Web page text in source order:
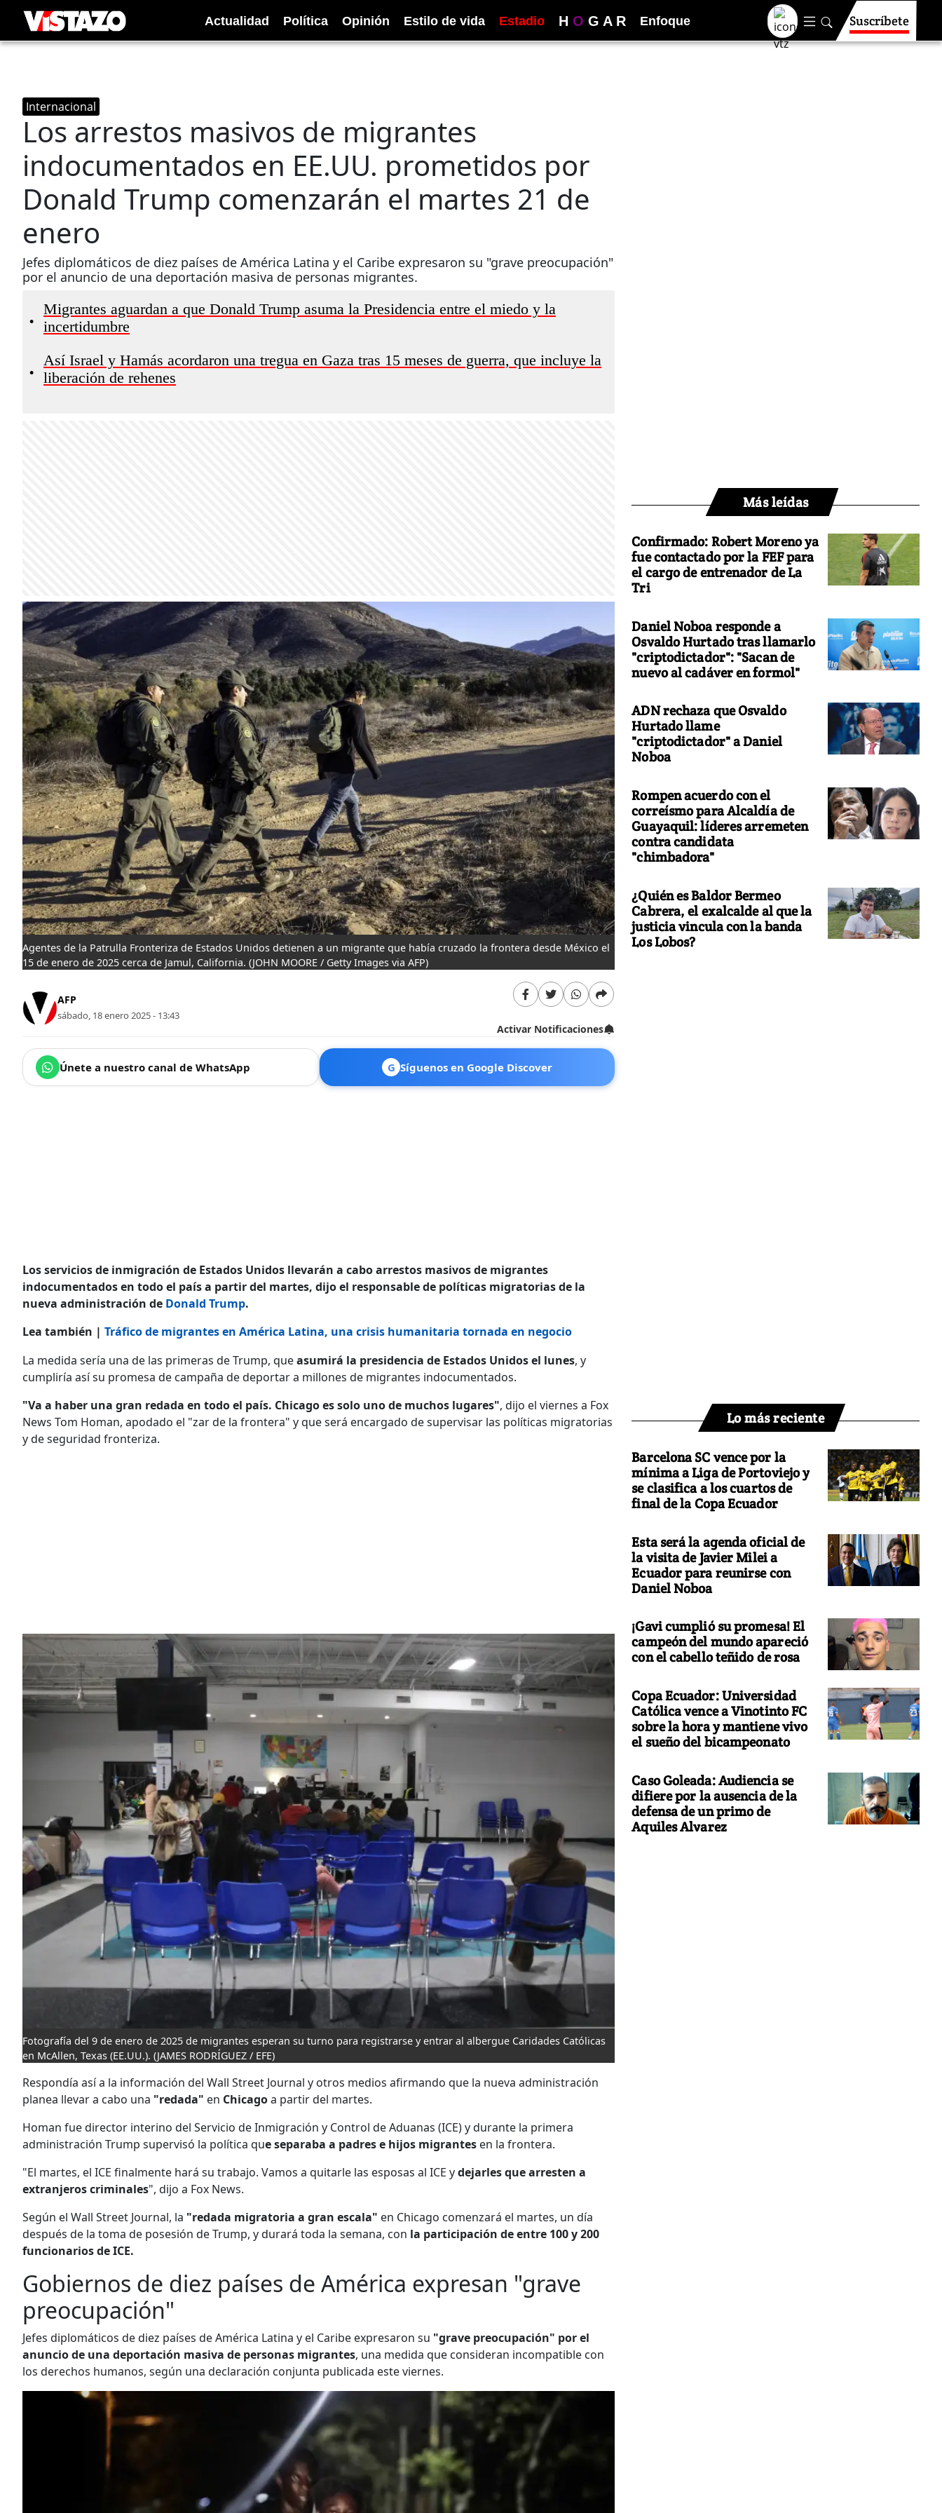
Actualidad Política Opinión Estilo de vida Estadio H O G A R Enfoque Suscríbete
Internacional
Los arrestos masivos de migrantes
indocumentados en EE.UU. prometidos por
Donald Trump comenzarán el martes 21 de
enero
Jefes diplomáticos de diez países de América Latina y el Caribe expresaron su "grave preocupación"
por el anuncio de una deportación masiva de personas migrantes.
•
Migrantes aguardan a que Donald Trump asuma la Presidencia entre el miedo y la
incertidumbre
•
Así Israel y Hamás acordaron una tregua en Gaza tras 15 meses de guerra, que incluye la
liberación de rehenes
Agentes de la Patrulla Fronteriza de Estados Unidos detienen a un migrante que había cruzado la frontera desde México el
15 de enero de 2025 cerca de Jamul, California. (JOHN MOORE / Getty Images via AFP)
AFP
sábado, 18 enero 2025 - 13:43
Activar Notificaciones
Únete a nuestro canal de WhatsApp G Síguenos en Google Discover
Los servicios de inmigración de Estados Unidos llevarán a cabo arrestos masivos de migrantes
indocumentados en todo el país a partir del martes, dijo el responsable de políticas migratorias de la
nueva administración de Donald Trump.
Lea también | Tráfico de migrantes en América Latina, una crisis humanitaria tornada en negocio
La medida sería una de las primeras de Trump, queasumirá la presidencia de Estados Unidos el lunes, y
cumpliría así su promesa de campaña de deportar a millones de migrantes indocumentados.
"Va a haber una gran redada en todo el país. Chicago es solo uno de muchos lugares", dijo el viernes a Fox
News Tom Homan, apodado el "zar de la frontera" y que será encargado de supervisar las políticas migratorias
y de seguridad fronteriza.
Fotografía del 9 de enero de 2025 de migrantes esperan su turno para registrarse y entrar al albergue Caridades Católicas
en McAllen, Texas (EE.UU.). (JAMES RODRÍGUEZ / EFE)
Respondía así a la información del Wall Street Journal y otros medios afirmando que la nueva administración
planea llevar a cabo una "redada" en Chicagoa partir del martes.
Homan fue director interino del Servicio de Inmigración y Control de Aduanas (ICE) y durante la primera
administración Trump supervisó la política que separaba a padres e hijos migrantes en la frontera.
"El martes, el ICE finalmente hará su trabajo. Vamos a quitarle las esposas al ICE ydejarles que arresten a
extranjeros criminales", dijo a Fox News.
Según el Wall Street Journal, la "redada migratoria a gran escala" en Chicago comenzará el martes, un día
después de la toma de posesión de Trump, y durará toda la semana, con la participación de entre 100 y 200
funcionarios de ICE.
Gobiernos de diez países de América expresan "grave
preocupación"
Jefes diplomáticos de diez países de América Latina y el Caribe expresaron su "grave preocupación" por el
anuncio de una deportación masiva de personas migrantes, una medida que consideran incompatible con
los derechos humanos, según una declaración conjunta publicada este viernes.
Más leídas
Confirmado: Robert Moreno ya
fue contactado por la FEF para
el cargo de entrenador de La
Tri
Daniel Noboa responde a
Osvaldo Hurtado tras llamarlo
"criptodictador": "Sacan de
nuevo al cadáver en formol"
ADN rechaza que Osvaldo
Hurtado llame
"criptodictador" a Daniel
Noboa
Rompen acuerdo con el
correísmo para Alcaldía de
Guayaquil: líderes arremeten
contra candidata
"chimbadora"
¿Quién es Baldor Bermeo
Cabrera, el exalcalde al que la
justicia vincula con la banda
Los Lobos?
Lo más reciente
Barcelona SC vence por la
mínima a Liga de Portoviejo y
se clasifica a los cuartos de
final de la Copa Ecuador
Esta será la agenda oficial de
la visita de Javier Milei a
Ecuador para reunirse con
Daniel Noboa
¡Gavi cumplió su promesa! El
campeón del mundo apareció
con el cabello teñido de rosa
Copa Ecuador: Universidad
Católica vence a Vinotinto FC
sobre la hora y mantiene vivo
el sueño del bicampeonato
Caso Goleada: Audiencia se
difiere por la ausencia de la
defensa de un primo de
Aquiles Alvarez